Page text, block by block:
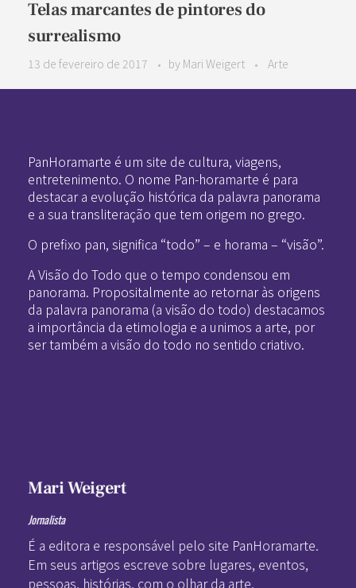
Telas marcantes de pintores do
surrealismo
13 de fevereiro de 2017 by Mari Weigert Arte
PanHoramarte é um site de cultura, viagens,
entretenimento. O nome Pan-horamarte é para
destacar a evolução histórica da palavra panorama
e a sua transliteração que tem origem no grego.
O prefixo pan, significa “todo” – e horama – “visão”.
A Visão do Todo que o tempo condensou em
panorama. Propositalmente ao retornar às origens
da palavra panorama (a visão do todo) destacamos
a importância da etimologia e a unimos a arte, por
ser também a visão do todo no sentido criativo.
Mari Weigert
Jornalista
É a editora e responsável pelo site PanHoramarte.
Em seus artigos escreve sobre lugares, eventos,
pessoas, histórias, com o olhar da arte.